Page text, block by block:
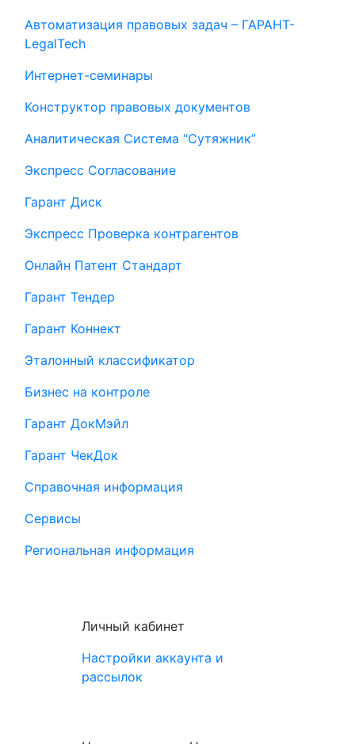
Автоматизация правовых задач – ГАРАНТ-
LegalTech
Интернет-семинары
Конструктор правовых документов
Аналитическая Система “Сутяжник”
Экспресс Согласование
Гарант Диск
Экспресс Проверка контрагентов
Онлайн Патент Стандарт
Гарант Тендер
Гарант Коннект
Эталонный классификатор
Бизнес на контроле
Гарант ДокМэйл
Гарант ЧекДок
Справочная информация
Сервисы
Региональная информация
Личный кабинет
Настройки аккаунта и
рассылок